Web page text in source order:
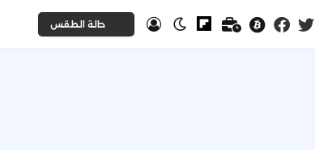
حالة الطقس